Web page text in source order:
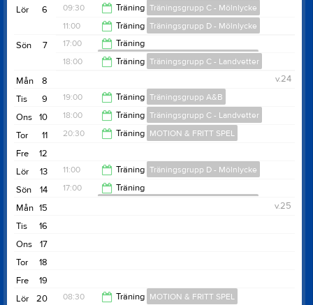
21:30
6
Lör 09:30 Träning Träningsgrupp C - Mölnlycke
11:00
11:00 Träning Träningsgrupp D - Mölnlycke
12:00
7
Sön 17:00
Träning
Badmintonskolan - söndagar - Landvetter
18:00 Träning Träningsgrupp C - Landvetter
19:30
8
Mån
v.24
9
Tis 19:00 Träning Träningsgrupp A&B
20:30
10
Ons 18:00 Träning Träningsgrupp C - Landvetter
11
Tor 20:30 Träning MOTION & FRITT SPEL
21:30
12
Fre
13
Lör 11:00 Träning Träningsgrupp D - Mölnlycke
14
Sön 17:00
Träning
15
Mån
v.25
16
Tis
17
Ons
18
Tor
19
Fre
20
Lör 08:30 Träning MOTION & FRITT SPEL